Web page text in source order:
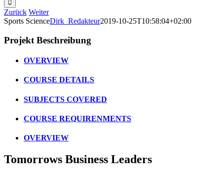
Zurück Weiter
Sports ScienceDirk_Redakteur2019-10-25T10:58:04+02:00
Projekt Beschreibung
OVERVIEW
COURSE DETAILS
SUBJECTS COVERED
COURSE REQUIRENMENTS
OVERVIEW
Tomorrows Business Leaders